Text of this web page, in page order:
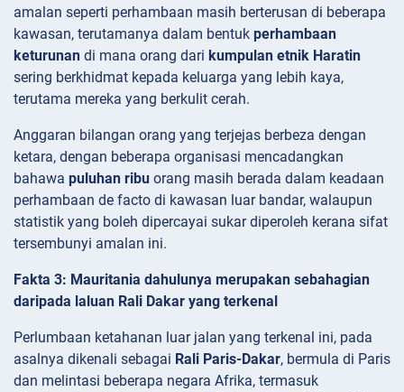
amalan seperti perhambaan masih berterusan di beberapa
kawasan, terutamanya dalam bentuk perhambaan
keturunan di mana orang dari kumpulan etnik Haratin
sering berkhidmat kepada keluarga yang lebih kaya,
terutama mereka yang berkulit cerah.
Anggaran bilangan orang yang terjejas berbeza dengan
ketara, dengan beberapa organisasi mencadangkan
bahawa puluhan ribu orang masih berada dalam keadaan
perhambaan de facto di kawasan luar bandar, walaupun
statistik yang boleh dipercayai sukar diperoleh kerana sifat
tersembunyi amalan ini.
Fakta 3: Mauritania dahulunya merupakan sebahagian
daripada laluan Rali Dakar yang terkenal
Perlumbaan ketahanan luar jalan yang terkenal ini, pada
asalnya dikenali sebagai Rali Paris-Dakar, bermula di Paris
dan melintasi beberapa negara Afrika, termasuk